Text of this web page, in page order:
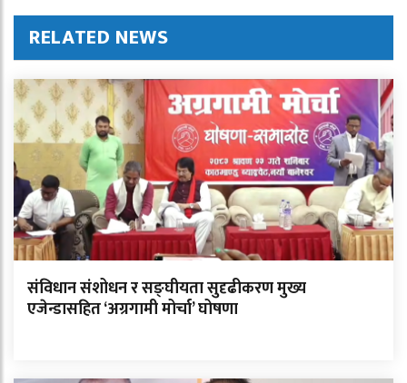
RELATED NEWS
संविधान संशोधन र सङ्घीयता सुदृढीकरण मुख्य
एजेन्डासहित ‘अग्रगामी मोर्चा’ घोषणा